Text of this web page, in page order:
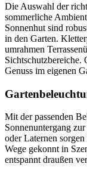
Die Auswahl der
sommerliche
Sonnenhut sind
in den Garten.
umrahmen
Sichtschutzbereiche.
Genuss im eigenen
Mit der passenden
Sonnenuntergang
oder Laternen
Wege gekonnt in
entspannt draußen